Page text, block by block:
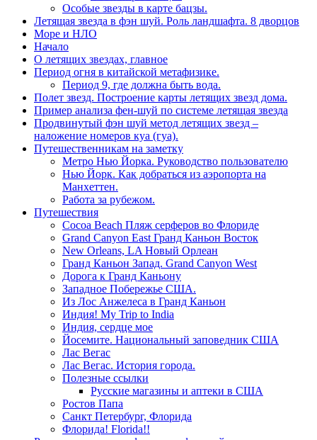
Особые звезды в карте бацзы.
Летящая звезда в фэн шуй. Роль ландшафта. 8 дворцов
Море и НЛО
Начало
О летящих звездах, главное
Период огня в китайской метафизике.
Период 9, где должна быть вода.
Полет звезд. Построение карты летящих звезд дома.
Пример анализа фен-шуй по системе летящая звезда
Продвинутый фэн шуй метод летящих звезд –
наложение номеров куа (гуа).
Путешественникам на заметку
Метро Нью Йорка. Руководство пользователю
Нью Йорк. Как добраться из аэропорта на
Манхеттен.
Работа за рубежом.
Путешествия
Cocoa Beach Пляж серферов во Флориде
Grand Canyon East Гранд Каньон Восток
New Orleans, LA Новый Орлеан
Гранд Каньон Запад. Grand Canyon West
Дорога к Гранд Каньону
Западное Побережье США.
Из Лос Анжелеса в Гранд Каньон
Индия! My Trip to India
Индия, сердце мое
Йосемите. Национальный заповедник США
Лас Вегас
Лас Вегас. История города.
Полезные ссылки
Русские магазины и аптеки в США
Ростов Папа
Санкт Петербург, Флорида
Флорида! Florida!!